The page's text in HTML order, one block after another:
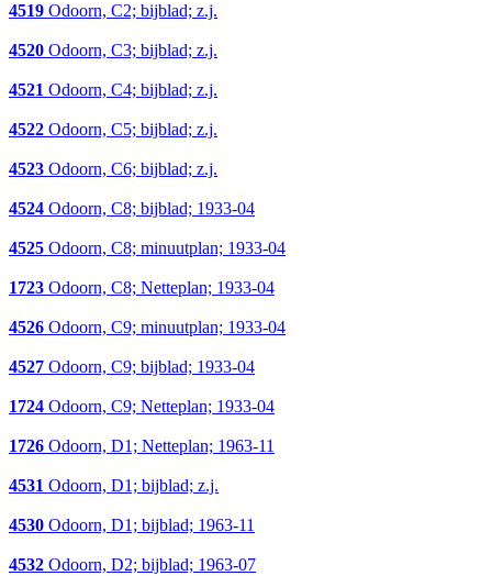
4519 Odoorn, C2; bijblad; z.j.
4520 Odoorn, C3; bijblad; z.j.
4521 Odoorn, C4; bijblad; z.j.
4522 Odoorn, C5; bijblad; z.j.
4523 Odoorn, C6; bijblad; z.j.
4524 Odoorn, C8; bijblad; 1933-04
4525 Odoorn, C8; minuutplan; 1933-04
1723 Odoorn, C8; Netteplan; 1933-04
4526 Odoorn, C9; minuutplan; 1933-04
4527 Odoorn, C9; bijblad; 1933-04
1724 Odoorn, C9; Netteplan; 1933-04
1726 Odoorn, D1; Netteplan; 1963-11
4531 Odoorn, D1; bijblad; z.j.
4530 Odoorn, D1; bijblad; 1963-11
4532 Odoorn, D2; bijblad; 1963-07